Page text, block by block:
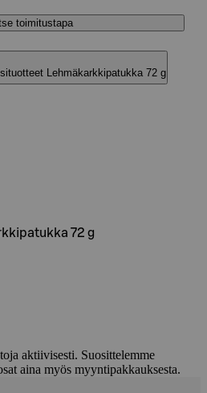
toimitustapa
Lehmäkarkkipatukka 72 g
72 g
aktiivisesti. Suosittelemme
aina myös myyntipakkauksesta.